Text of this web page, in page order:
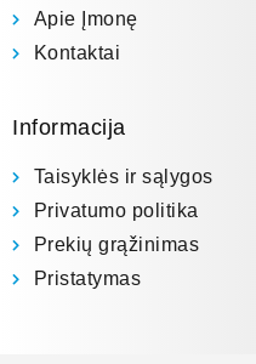
Apie Įmonę
Kontaktai
Informacija
Taisyklės ir sąlygos
Privatumo politika
Prekių grąžinimas
Pristatymas